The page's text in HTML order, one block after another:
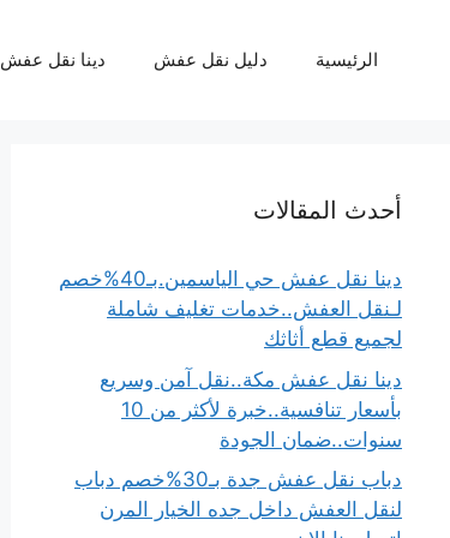
الرئيسية دليل نقل عفش دينا نقل عفش
أحدث المقالات
دينا نقل عفش حي الياسمين.بـ40%خصم
لـنقل العفش..خدمات تغليف شاملة
لجميع قطع أثاثك
دينا نقل عفش مكة..نقل آمن وسريع
بأسعار تنافسية..خبرة لأكثر من 10
سنوات..ضمان الجودة
دباب نقل عفش جدة بـ30%خصم دباب
لنقل العفش داخل جده الخيار المرن